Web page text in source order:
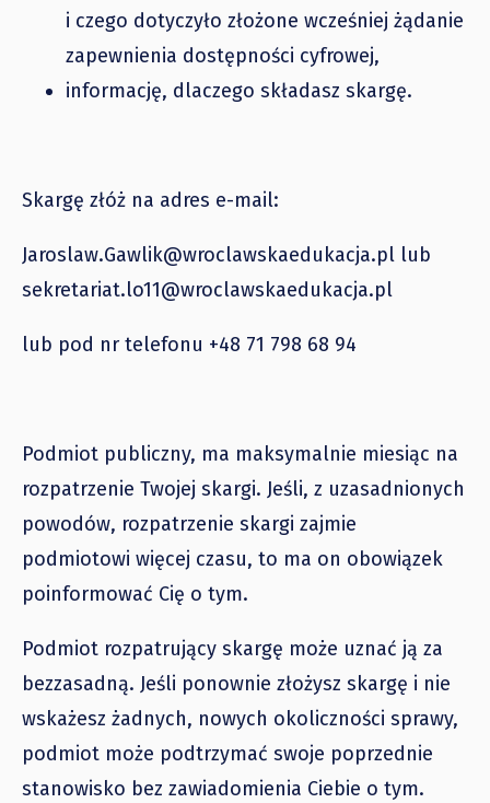
i czego dotyczyło złożone wcześniej żądanie
zapewnienia dostępności cyfrowej,
informację, dlaczego składasz skargę.
Skargę złóż na adres e-mail:
Jaroslaw.Gawlik@wroclawskaedukacja.pl lub
sekretariat.lo11@wroclawskaedukacja.pl
lub pod nr telefonu +48 71 798 68 94
Podmiot publiczny, ma maksymalnie miesiąc na
rozpatrzenie Twojej skargi. Jeśli, z uzasadnionych
powodów, rozpatrzenie skargi zajmie
podmiotowi więcej czasu, to ma on obowiązek
poinformować Cię o tym.
Podmiot rozpatrujący skargę może uznać ją za
bezzasadną. Jeśli ponownie złożysz skargę i nie
wskażesz żadnych, nowych okoliczności sprawy,
podmiot może podtrzymać swoje poprzednie
stanowisko bez zawiadomienia Ciebie o tym.